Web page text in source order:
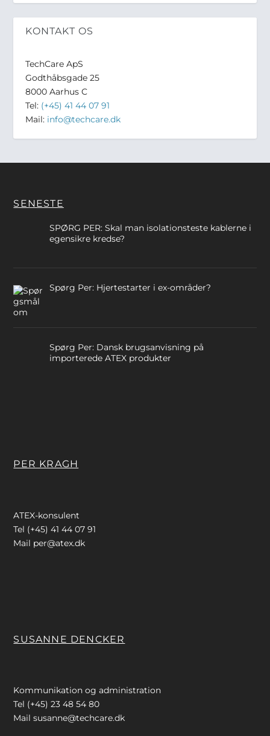
KONTAKT OS
TechCare ApS
Godthåbsgade 25
8000 Aarhus C
Tel: (+45) 41 44 07 91
Mail: info@techcare.dk
SENESTE
SPØRG PER: Skal man isolationsteste kablerne i
egensikre kredse?
Spørg Per: Hjertestarter i ex-områder?
Spørg Per: Dansk brugsanvisning på
importerede ATEX produkter
PER KRAGH
ATEX-konsulent
Tel (+45) 41 44 07 91
Mail per@atex.dk
SUSANNE DENCKER
Kommunikation og administration
Tel (+45) 23 48 54 80
Mailsusanne@techcare.dk